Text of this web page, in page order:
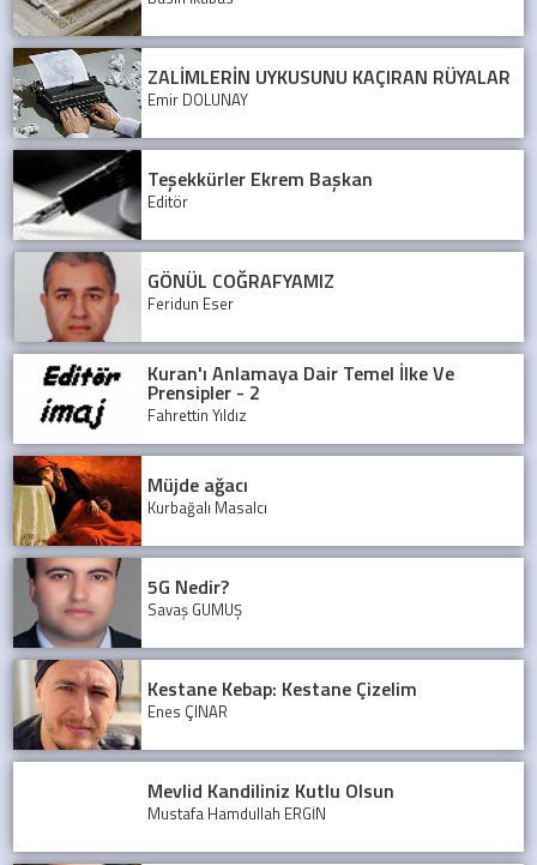
ZALİMLERİN UYKUSUNU KAÇIRAN RÜYALAR
Emir DOLUNAY
Teşekkürler Ekrem Başkan
Editör
GÖNÜL COĞRAFYAMIZ
Feridun Eser
Kuran'ı Anlamaya Dair Temel İlke Ve
Prensipler - 2
Fahrettin Yıldız
Müjde ağacı
Kurbağalı Masalcı
5G Nedir?
Savaş GÜMÜŞ
Kestane Kebap: Kestane Çizelim
Enes ÇINAR
Mevlid Kandiliniz Kutlu Olsun
Mustafa Hamdullah ERGİN